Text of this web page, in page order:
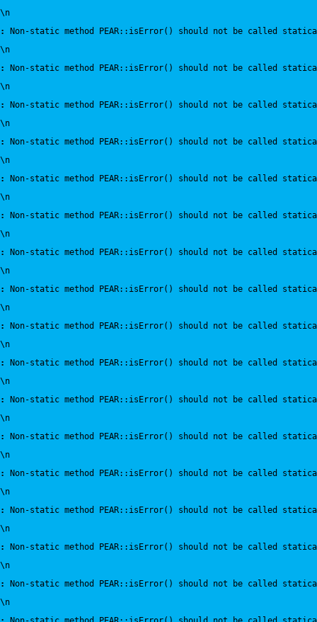
\n
:
Non-static method PEAR::isError() should not be called
\n
:
Non-static method PEAR::isError() should not be called
\n
:
Non-static method PEAR::isError() should not be called
\n
:
Non-static method PEAR::isError() should not be called
\n
:
Non-static method PEAR::isError() should not be called
\n
:
Non-static method PEAR::isError() should not be called
\n
:
Non-static method PEAR::isError() should not be called
\n
:
Non-static method PEAR::isError() should not be called
\n
:
Non-static method PEAR::isError() should not be called
\n
:
Non-static method PEAR::isError() should not be called
\n
:
Non-static method PEAR::isError() should not be called
\n
:
Non-static method PEAR::isError() should not be called
\n
:
Non-static method PEAR::isError() should not be called
\n
:
Non-static method PEAR::isError() should not be called
\n
:
Non-static method PEAR::isError() should not be called
\n
:
Non-static method PEAR::isError() should not be called
\n